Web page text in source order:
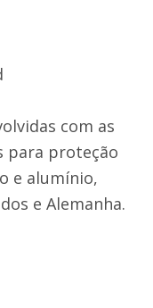
com as
para proteção
e alumínio,
e Alemanha.